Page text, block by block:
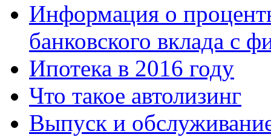
Информация о
банковского вклада с
Ипотека в 2016 году
Что такое автолизинг
Выпуск и